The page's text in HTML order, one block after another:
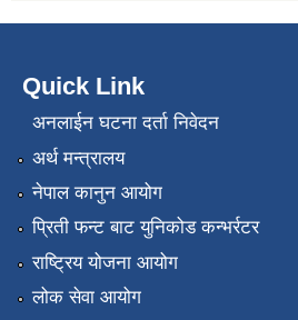
Quick Link
अनलाईन घटना दर्ता निवेदन
अर्थ मन्त्रालय
नेपाल कानुन आयोग
प्रिती फन्ट बाट युनिकोड कन्भर्रटर
राष्ट्रिय योजना आयोग
लोक सेवा आयोग